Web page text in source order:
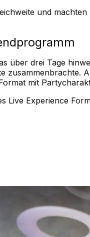
und
über drei Tage
zusammenbrachte.
mit
Live Experience